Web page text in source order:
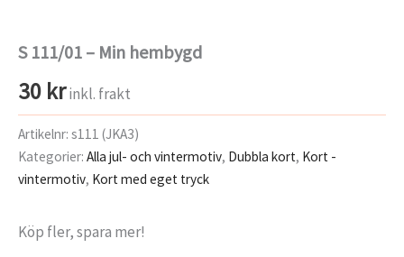
S 111/01 – Min hembygd
30 krinkl. frakt
Artikelnr: s111 (JKA3)
Kategorier: Alla jul- och vintermotiv, Dubbla kort, Kort -
vintermotiv, Kort med eget tryck
Köp fler, spara mer!